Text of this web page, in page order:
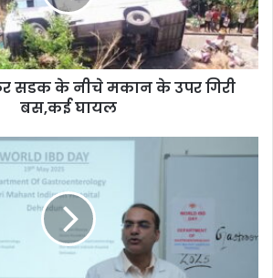
सडक के नीचे मकान के उपर गिरी
बस,कई घायल